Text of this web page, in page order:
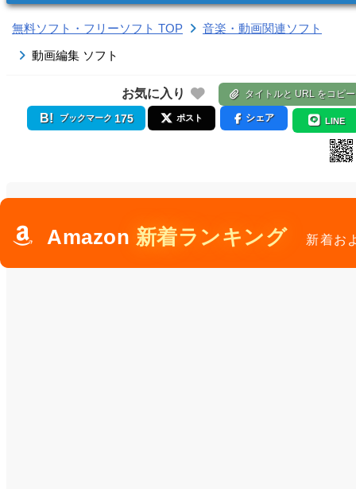
無料ソフト・フリーソフト TOP
音楽・動画関連ソフト
動画編集 ソフト
お気に入り タイトルと URL をコピー
ブックマーク 175 ポスト シェア LINE
Amazon 新着ランキング 新着お